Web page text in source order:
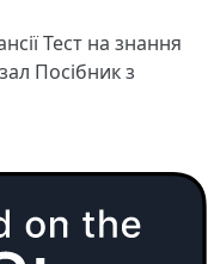
Тест на знання
Посібник з